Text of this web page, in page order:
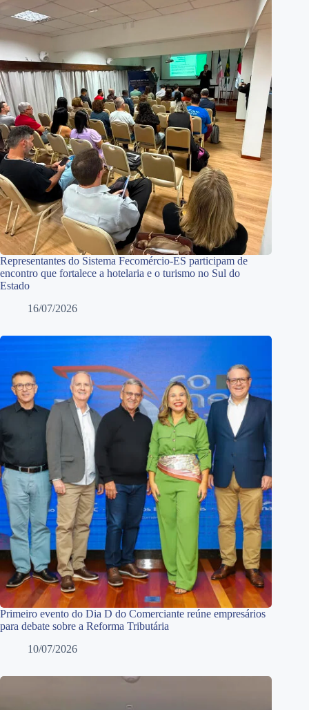
Representantes do Sistema Fecomércio-ES participam de
encontro que fortalece a hotelaria e o turismo no Sul do
Estado
16/07/2026
Primeiro evento do Dia D do Comerciante reúne empresários
para debate sobre a Reforma Tributária
10/07/2026